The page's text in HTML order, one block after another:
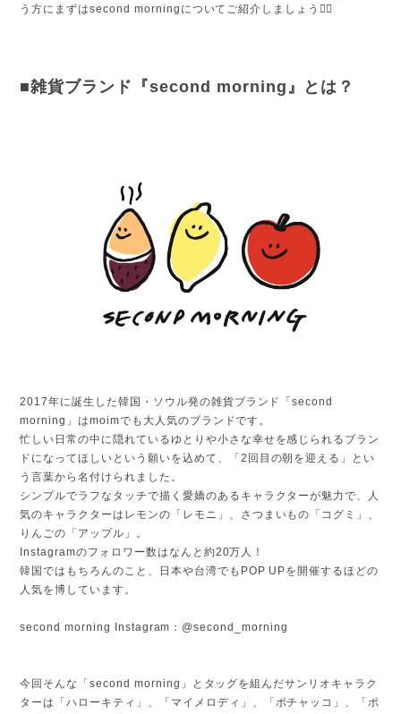
う方にまずはsecond morningについてご紹介しましょう💁‍♀️
■雑貨ブランド『second morning』とは？
2017年に誕生した韓国・ソウル発の雑貨ブランド「second
morning」はmoimでも大人気のブランドです。
忙しい日常の中に隠れているゆとりや小さな幸せを感じられるブラン
ドになってほしいという願いを込めて、「2回目の朝を迎える」とい
う言葉から名付けられました。
シンプルでラフなタッチで描く愛嬌のあるキャラクターが魅力で、人
気のキャラクターはレモンの「レモニ」、さつまいもの「コグミ」、
りんごの「アップル」。
Instagramのフォロワー数はなんと約20万人！
韓国ではもちろんのこと、日本や台湾でもPOP UPを開催するほどの
人気を博しています。
second morning Instagram：@second_morning
今回そんな「second morning」とタッグを組んだサンリオキャラク
ターは「ハローキティ」、「マイメロディ」、「ポチャッコ」、「ポ